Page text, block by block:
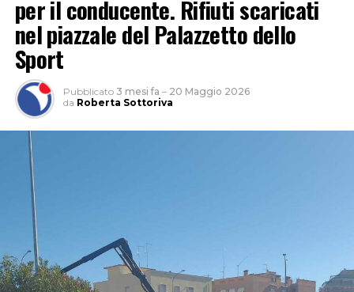
per il conducente. Rifiuti scaricati
nel piazzale del Palazzetto dello
Sport
Pubblicato 3 mesi fa – 20 Maggio 2026
da Roberta Sottoriva